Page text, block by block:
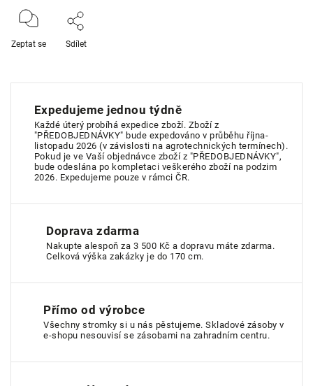
Zeptat se Sdílet
Expedujeme jednou týdně
Každé úterý probíhá expedice zboží. Zboží z
"PŘEDOBJEDNÁVKY" bude expedováno v průběhu října-
listopadu 2026 (v závislosti na agrotechnických termínech).
Pokud je ve Vaší objednávce zboží z "PŘEDOBJEDNÁVKY",
bude odeslána po kompletaci veškerého zboží na podzim
2026. Expedujeme pouze v rámci ČR.
Doprava zdarma
Nakupte alespoň za 3 500 Kč a dopravu máte zdarma.
Celková výška zakázky je do 170 cm.
Přímo od výrobce
Všechny stromky si u nás pěstujeme. Skladové zásoby v
e-shopu nesouvisí se zásobami na zahradním centru.